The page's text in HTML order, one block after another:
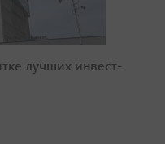
лучших инвест-